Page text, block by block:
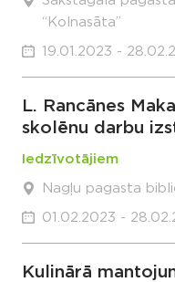
“Kolnasāta”
19.01.2023 -
L. Rancānes
skolēnu darbu
Iedzīvotājiem
Nagļu pagasta
01.02.2023 -
Kulinārā